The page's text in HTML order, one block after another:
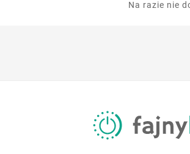
Na razie nie